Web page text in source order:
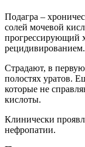
Подагра –
солей мочевой
прогрессирующий
рецидивированием.
Страдают, в первую
полостях уратов.
которые не
кислоты.
Клинически
нефропатии.